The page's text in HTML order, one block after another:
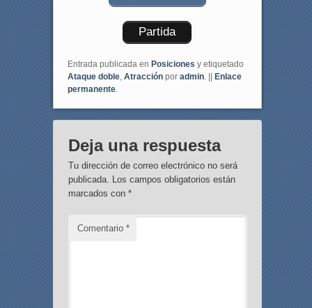
Partida
Entrada publicada en Posiciones y etiquetado
Ataque doble, Atracciónpor admin. || Enlace
permanente.
Deja una respuesta
Tu dirección de correo electrónico no será
publicada. Los campos obligatorios están
marcados con *
Comentario *